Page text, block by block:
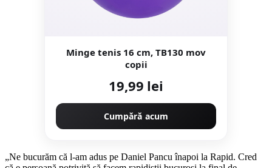
Minge tenis 16 cm, TB130 mov
copii
19,99 lei
Cumpără acum
„Ne bucurăm că l-am adus pe Daniel Pancu înapoi la Rapid. Cred